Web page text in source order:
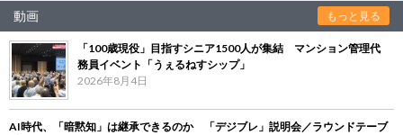
動画 もっと見る
「100歳現役」目指すシニア1500人が集結 マンション管理代
務員イベント「うぇるねすシップ」
2026年8月4日
AI時代、「暗黙知」は継承できるのか 「デジブレ」説明会／ラウンドテーブ